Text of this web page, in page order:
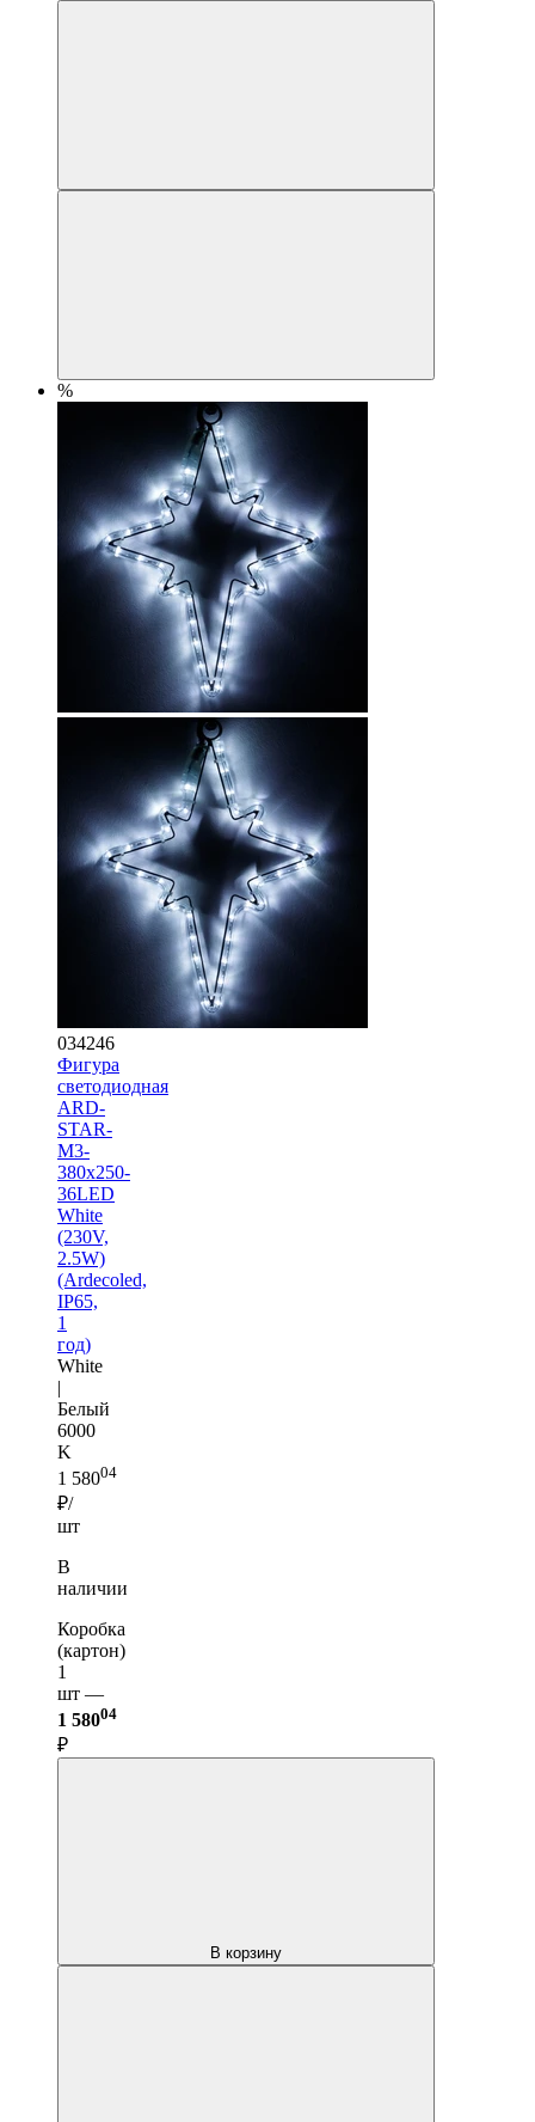
%
034246
Фигура
cветодиодная
ARD-
STAR-
M3-
380x250-
36LED
White
(230V,
2.5W)
(Ardecoled,
IP65,
1
год)
White
|
Белый
6000
K
1 58004
₽/
шт
В
наличии
Коробка
(картон)
1
шт —
1 58004
₽
В корзину